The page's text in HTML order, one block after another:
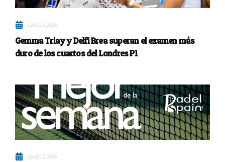
agosto 7, 2026
Gemma Triay y Delfi Brea superan el examen más
duro de los cuartos del Londres P1
agosto 7, 2026